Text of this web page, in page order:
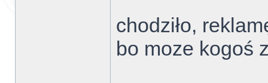
chodziło,
bo moze kogoś